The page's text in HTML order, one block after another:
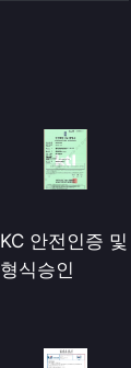
KC 안전인증 및
형식승인